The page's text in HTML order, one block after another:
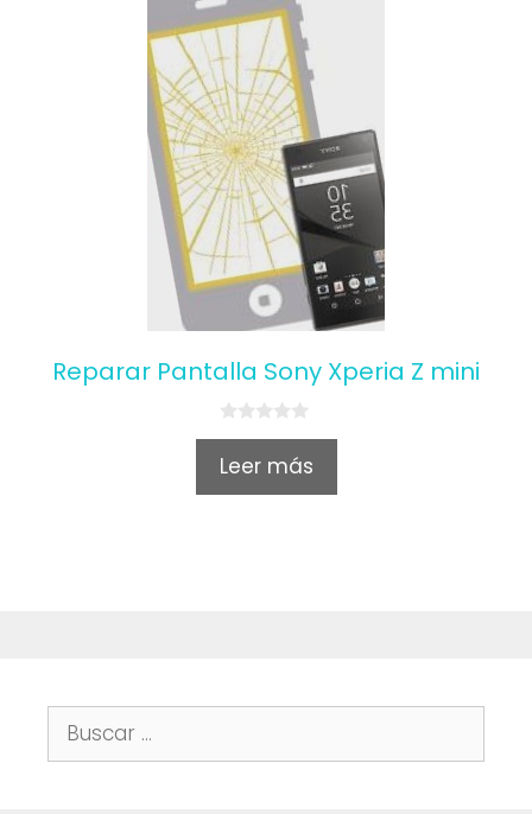
Reparar Pantalla Sony Xperia Z mini
0
u
Leer más
Buscar: